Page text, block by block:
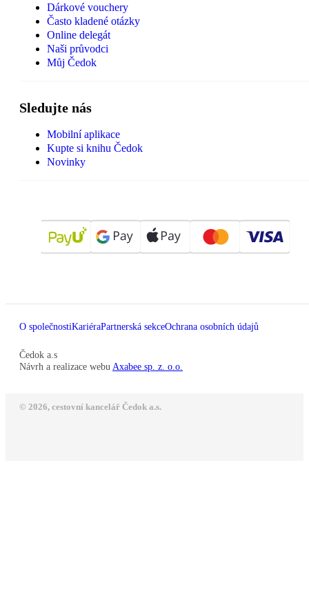
Dárkové vouchery
Často kladené otázky
Online delegát
Naši průvodci
Můj Čedok
Sledujte nás
Mobilní aplikace
Kupte si knihu Čedok
Novinky
O společnostiKariéraPartnerská sekceOchrana osobních údajů
Čedok a.s
Návrh a realizace webu Axabee sp. z. o.o.
© 2026, cestovní kancelář Čedok a.s.